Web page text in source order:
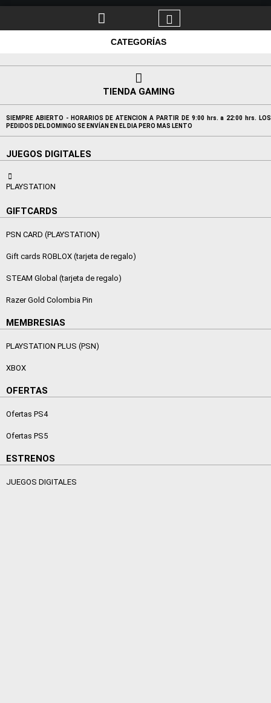
CATEGORÍAS
TIENDA GAMING
SIEMPRE ABIERTO - HORARIOS DE ATENCION A PARTIR DE 9:00 hrs. a 22:00 hrs. LOS
PEDIDOS DEL DOMINGO SE ENVÍAN EN EL DIA PERO MAS LENTO
JUEGOS DIGITALES
PLAYSTATION
GIFTCARDS
PSN CARD (PLAYSTATION)
Gift cards ROBLOX (tarjeta de regalo)
STEAM Global (tarjeta de regalo)
Razer Gold Colombia Pin
MEMBRESIAS
PLAYSTATION PLUS (PSN)
XBOX
OFERTAS
Ofertas PS4
Ofertas PS5
ESTRENOS
JUEGOS DIGITALES